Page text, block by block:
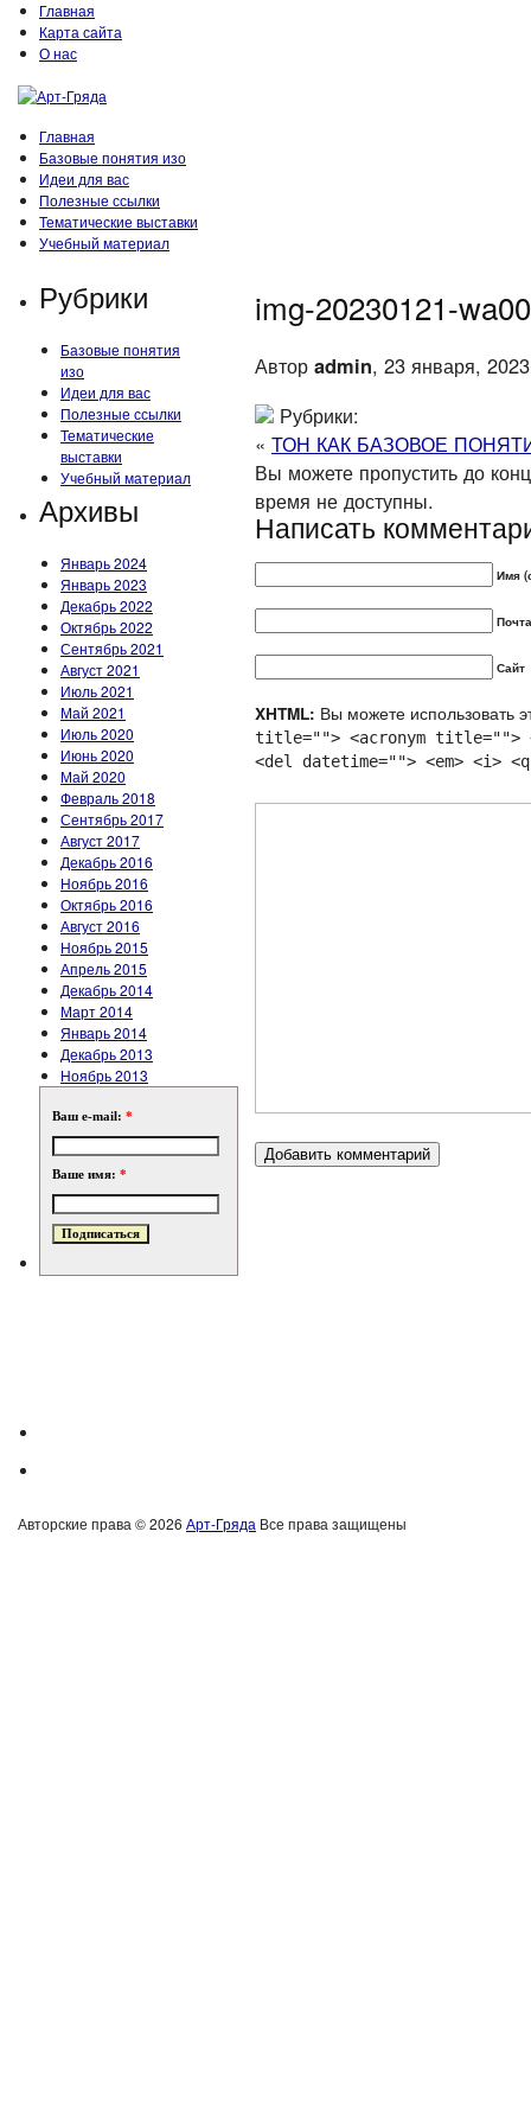
Главная
Карта сайта
О нас
Главная
Базовые понятия изо
Идеи для вас
Полезные ссылки
Тематические выставки
Учебный материал
Рубрики
Базовые понятия
изо
Идеи для вас
Полезные ссылки
Тематические
выставки
Учебный материал
Архивы
Январь 2024
Январь 2023
Декабрь 2022
Октябрь 2022
Сентябрь 2021
Август 2021
Июль 2021
Май 2021
Июль 2020
Июнь 2020
Май 2020
Февраль 2018
Сентябрь 2017
Август 2017
Декабрь 2016
Ноябрь 2016
Октябрь 2016
Август 2016
Ноябрь 2015
Апрель 2015
Декабрь 2014
Март 2014
Январь 2014
Декабрь 2013
Ноябрь 2013
Ваш e-mail: *
Ваше имя: *
img-20230121-
Автор admin, 23 января, 2023
Рубрики:
« ТОН КАК БАЗОВОЕ
Вы можете пропустить до
время не доступны.
Написать
Имя
Сайт
XHTML: Вы можете использовать
title=""> <acronym title="">
<del datetime=""> <em> <i>
Авторские права © 2026 Арт-Гряда Все права защищены